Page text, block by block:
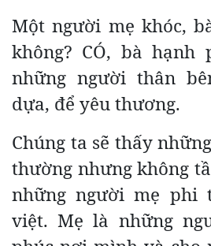
Một người mẹ khóc,
không? CÓ, bà hạnh
những người thân
dựa, để yêu thương.
Chúng ta sẽ thấy
thường nhưng không
những người mẹ phi
việt. Mẹ là những